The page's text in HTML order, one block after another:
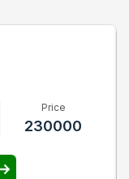
Price
230000